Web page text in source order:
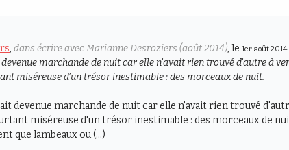
,dans écrire avec Marianne Desroziers (août 2014), le1er août 2014
marchande de nuit car elle n’avait rien trouvé d’autre à
miséreuse d’un trésor inestimable : des morceaux de nuit.
devenue marchande de nuit car elle n'avait rien trouvé
miséreuse d'un trésor inestimable : des morceaux de
que lambeaux ou (…)